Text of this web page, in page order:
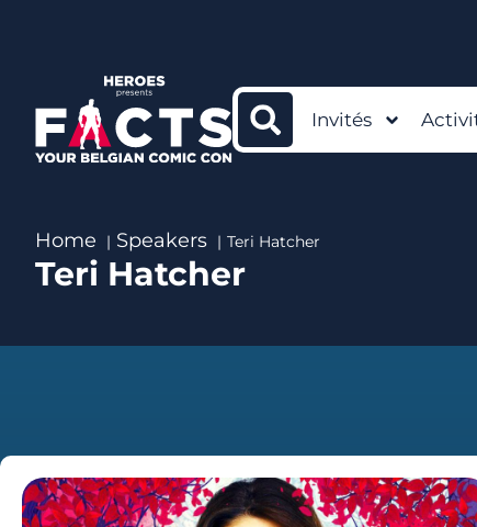
Invités
Home Speakers Teri Hatcher
Teri Hatcher